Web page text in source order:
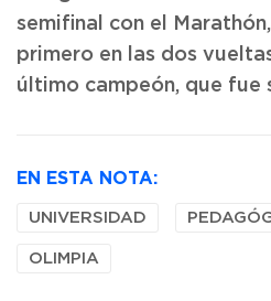
semifinal con el
primero en las dos
último campeón, que fue
EN ESTA NOTA:
UNIVERSIDAD
OLIMPIA